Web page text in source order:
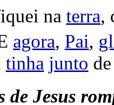
na terra,
agora, Pai,
tinha junto
de Jesus